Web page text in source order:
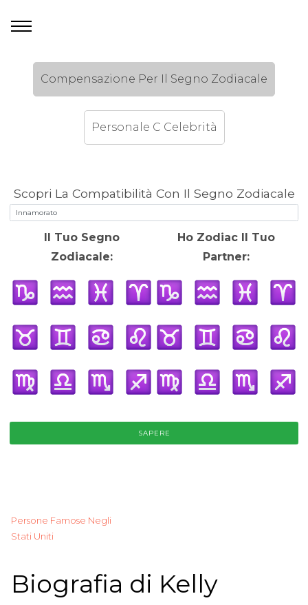
Compensazione Per Il Segno Zodiacale
Personale C Celebrità
Scopri La Compatibilità Con Il Segno Zodiacale
Il Tuo Segno
Zodiacale:
Ho Zodiac Il Tuo
Partner:
SAPERE
Persone Famose Negli
Stati Uniti
Biografia di Kelly